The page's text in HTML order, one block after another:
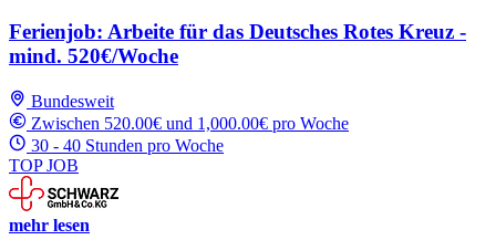
Ferienjob: Arbeite für das Deutsches Rotes Kreuz -
mind. 520€/Woche
Bundesweit
Zwischen 520.00€ und 1,000.00€ pro Woche
30 - 40 Stunden pro Woche
TOP JOB
mehr lesen